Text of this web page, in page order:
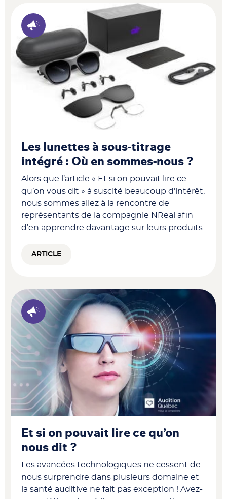
Les lunettes à sous-titrage
intégré : Où en sommes-nous ?
Alors que l’article « Et si on pouvait lire ce
qu’on vous dit » à suscité beaucoup d’intérêt,
nous sommes allez à la rencontre de
représentants de la compagnie NReal afin
d’en apprendre davantage sur leurs produits.
ARTICLE
Et si on pouvait lire ce qu’on
nous dit ?
Les avancées technologiques ne cessent de
nous surprendre dans plusieurs domaine et
la santé auditive ne fait pas exception ! Avez-